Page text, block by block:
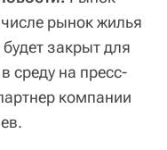
рынок жилья
закрыт для
среду на пресс-
компании